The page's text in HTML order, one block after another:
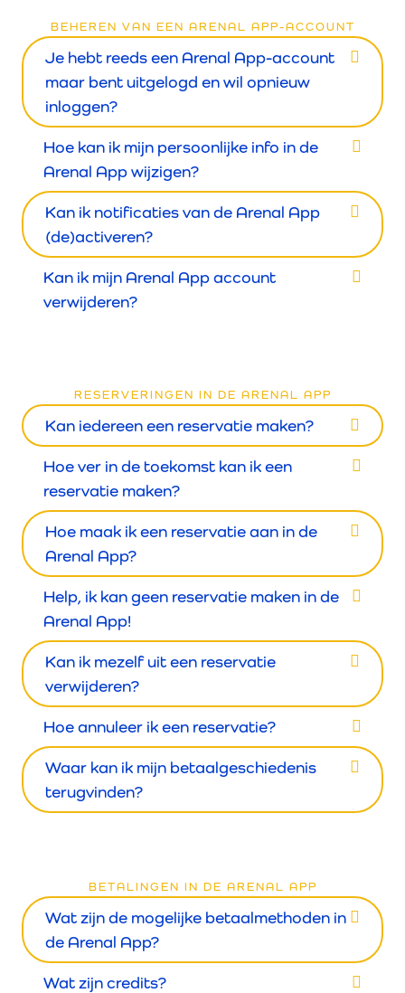
BEHEREN VAN EEN ARENAL APP-ACCOUNT
Je hebt reeds een Arenal App-account
maar bent uitgelogd en wil opnieuw
inloggen?
Hoe kan ik mijn persoonlijke info in de
Arenal App wijzigen?
Kan ik notificaties van de Arenal App
(de)activeren?
Kan ik mijn Arenal App account
verwijderen?
RESERVERINGEN IN DE ARENAL APP
Kan iedereen een reservatie maken?
Hoe ver in de toekomst kan ik een
reservatie maken?
Hoe maak ik een reservatie aan in de
Arenal App?
Help, ik kan geen reservatie maken in de
Arenal App!
Kan ik mezelf uit een reservatie
verwijderen?
Hoe annuleer ik een reservatie?
Waar kan ik mijn betaalgeschiedenis
terugvinden?
BETALINGEN IN DE ARENAL APP
Wat zijn de mogelijke betaalmethoden in
de Arenal App?
Wat zijn credits?